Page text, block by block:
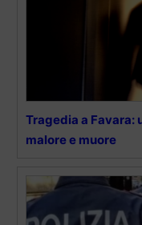
Tragedia a Favara:
malore e muore